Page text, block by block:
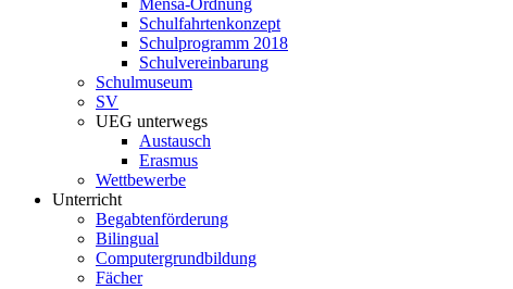
Mensa-Ordnung
Schulfahrtenkonzept
Schulprogramm 2018
Schulvereinbarung
Schulmuseum
SV
UEG unterwegs
Austausch
Erasmus
Wettbewerbe
Unterricht
Begabtenförderung
Bilingual
Computergrundbildung
Fächer